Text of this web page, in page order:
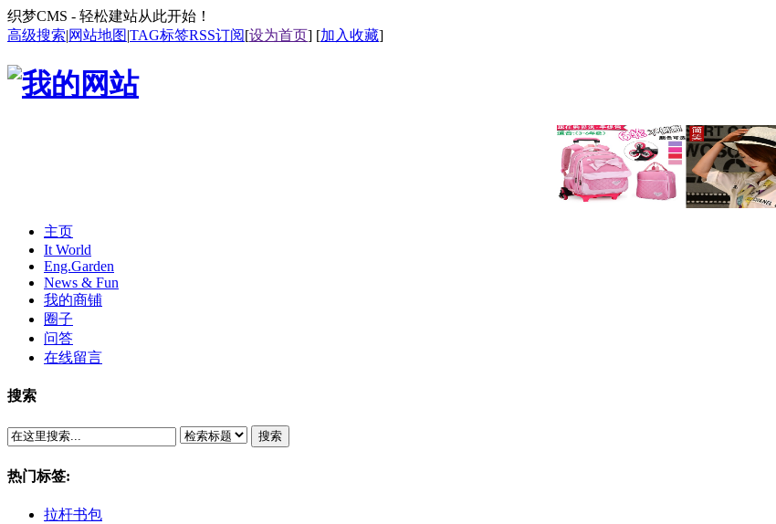
织梦CMS - 轻松建站从此开始！
高级搜索|网站地图|TAG标签RSS订阅[设为首页] [加入收藏]
主页
It World
Eng.Garden
News & Fun
我的商铺
圈子
问答
在线留言
搜索
搜索
热门标签:
拉杆书包